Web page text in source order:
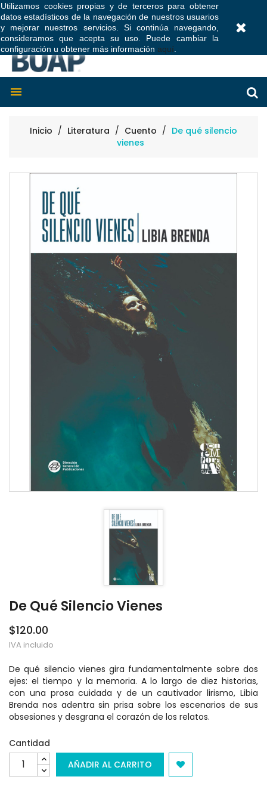
Utilizamos cookies propias y de terceros para obtener
datos estadísticos de la navegación de nuestros usuarios
y mejorar nuestros servicios. Si continúa navegando,
consideramos que acepta su uso. Puede cambiar la
configuración u obtener más información aquí

Inicio Literatura Cuento
De qué silencio
vienes
De Qué Silencio Vienes
$120.00
IVA incluido
De qué silencio vienes gira fundamentalmente sobre dos
ejes: el tiempo y la memoria. A lo largo de diez historias,
con una prosa cuidada y de un cautivador lirismo, Libia
Brenda nos adentra sin prisa sobre los escenarios de sus
obsesiones y desgrana el corazón de los relatos.
Cantidad
AÑADIR AL CARRITO